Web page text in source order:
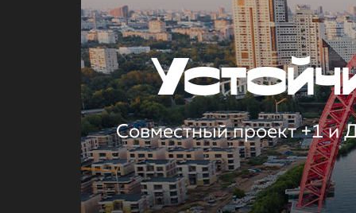
Совместный проект +1 и